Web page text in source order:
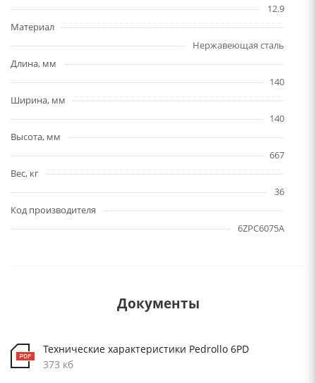
12.9
Материал
Нержавеющая сталь
Длина, мм
140
Ширина, мм
140
Высота, мм
667
Вес, кг
36
Код производителя
6ZPC6075A
Документы
Технические характеристики Pedrollo 6PD
373 кб